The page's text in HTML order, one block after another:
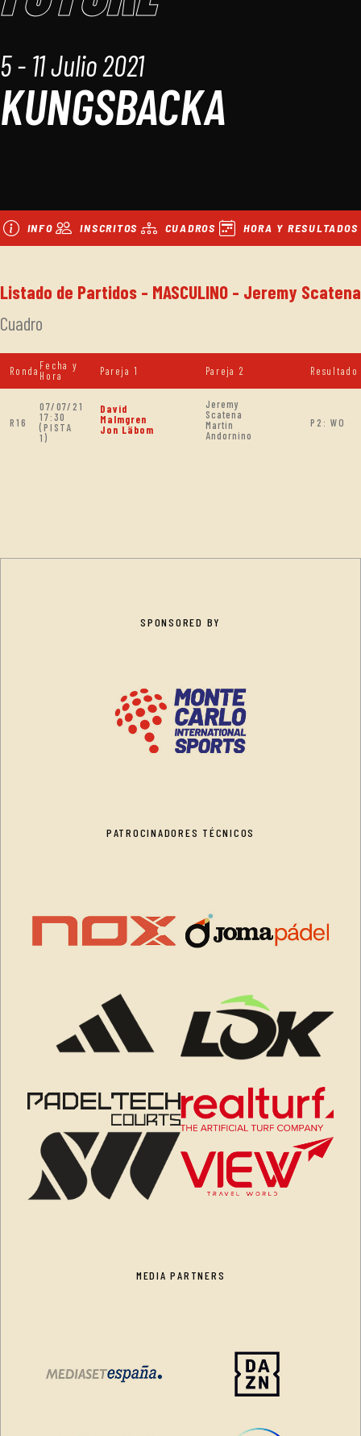
5 - 11 Julio 2021
KUNGSBACKA
INFO INSCRITOS CUADROS HORA Y RESULTADOS
Listado de Partidos - MASCULINO - Jeremy Scatena
Cuadro
Ronda Fecha y
Hora
Pareja 1 Pareja 2 Resultado
R16
07/07/21
17:30
(PISTA
1)
David
Malmgren
Jon Läbom
Jeremy
Scatena
Martin
Andornino
P2: WO
SPONSORED BY
PATROCINADORES TÉCNICOS
MEDIA PARTNERS